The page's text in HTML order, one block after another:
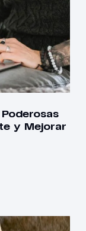
y Mejorar